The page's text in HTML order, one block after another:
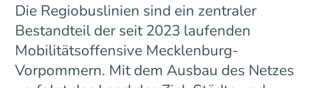
Die Regiobuslinien sind ein zentraler
Bestandteil der seit 2023 laufenden
Mobilitätsoffensive Mecklenburg-
Vorpommern. Mit dem Ausbau des Netzes